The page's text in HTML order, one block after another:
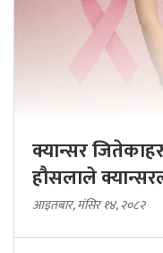
क्यान्सर
हौसलाले
आइतबार, मंसिर १४, २०८२